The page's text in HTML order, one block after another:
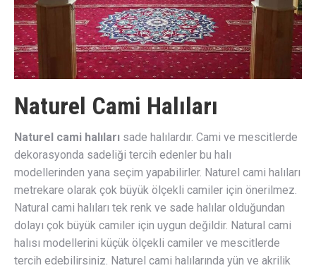
Naturel Cami Halıları
Naturel cami halıları sade halılardır. Cami ve mescitlerde
dekorasyonda sadeliği tercih edenler bu halı
modellerinden yana seçim yapabilirler. Naturel cami halıları
metrekare olarak çok büyük ölçekli camiler için önerilmez.
Natural cami halıları tek renk ve sade halılar olduğundan
dolayı çok büyük camiler için uygun değildir. Natural cami
halısı modellerini küçük ölçekli camiler ve mescitlerde
tercih edebilirsiniz. Naturel cami halılarında yün ve akrilik